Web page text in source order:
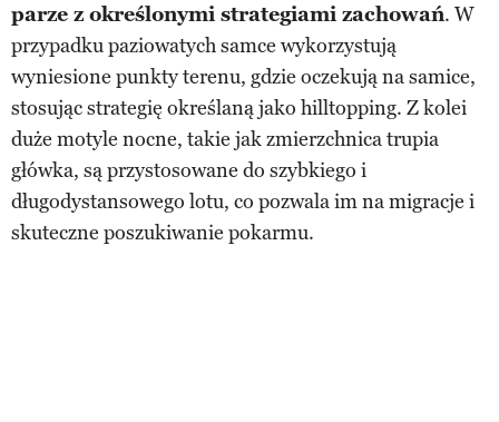
parze z określonymi strategiami zachowań. W
przypadku paziowatych samce wykorzystują
wyniesione punkty terenu, gdzie oczekują na samice,
stosując strategię określaną jako hilltopping. Z kolei
duże motyle nocne, takie jak zmierzchnica trupia
główka, są przystosowane do szybkiego i
długodystansowego lotu, co pozwala im na migracje i
skuteczne poszukiwanie pokarmu.